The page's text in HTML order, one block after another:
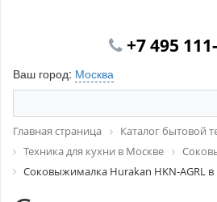
+7 495
Ваш город: Москва
Главная страница
Каталог бытовой
Техника для кухни в Москве
Соковыжималка Hurakan HKN-AGRL